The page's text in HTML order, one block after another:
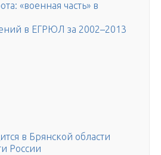
«военная часть» в
в ЕГРЮЛ за 2002–2013
в Брянской области
России